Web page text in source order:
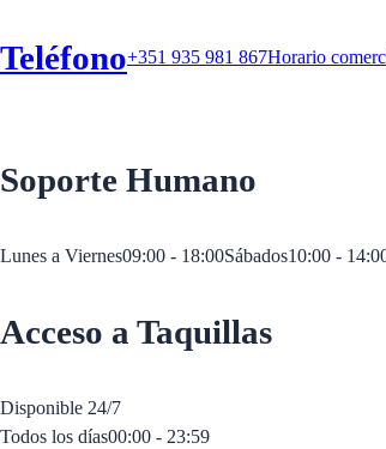
Teléfono+351 935 981 867Horario
Soporte Humano
Lunes a Viernes09:00 - 18:00Sábados10:00 -
Acceso a Taquillas
Disponible 24/7
Todos los días00:00 - 23:59